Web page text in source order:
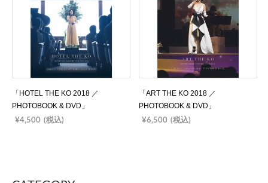
「HOTEL THE KO 2018 ／
PHOTOBOOK & DVD」
¥4,500 (税込)
「ART THE KO 2018 ／
PHOTOBOOK & DVD」
¥6,500 (税込)